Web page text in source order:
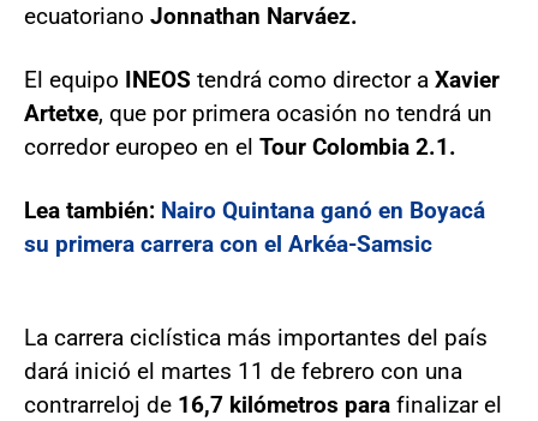
ecuatoriano Jonnathan Narváez.
El equipo INEOS tendrá como director a Xavier
Artetxe, que por primera ocasión no tendrá un
corredor europeo en el Tour Colombia 2.1.
Lea también: Nairo Quintana ganó en Boyacá
su primera carrera con el Arkéa-Samsic
La carrera ciclística más importantes del país
dará inició el martes 11 de febrero con una
contrarreloj de 16,7 kilómetros para finalizar el